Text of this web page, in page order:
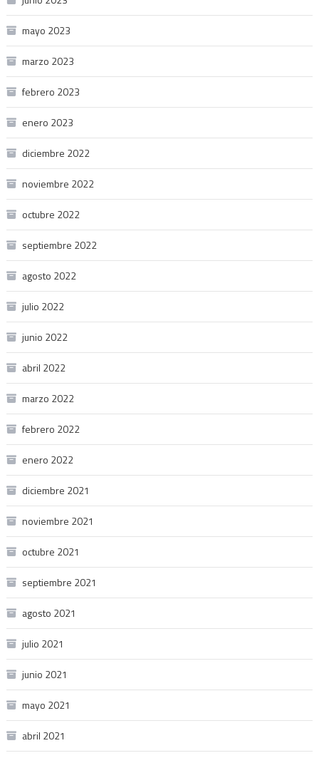
mayo 2023
marzo 2023
febrero 2023
enero 2023
diciembre 2022
noviembre 2022
octubre 2022
septiembre 2022
agosto 2022
julio 2022
junio 2022
abril 2022
marzo 2022
febrero 2022
enero 2022
diciembre 2021
noviembre 2021
octubre 2021
septiembre 2021
agosto 2021
julio 2021
junio 2021
mayo 2021
abril 2021